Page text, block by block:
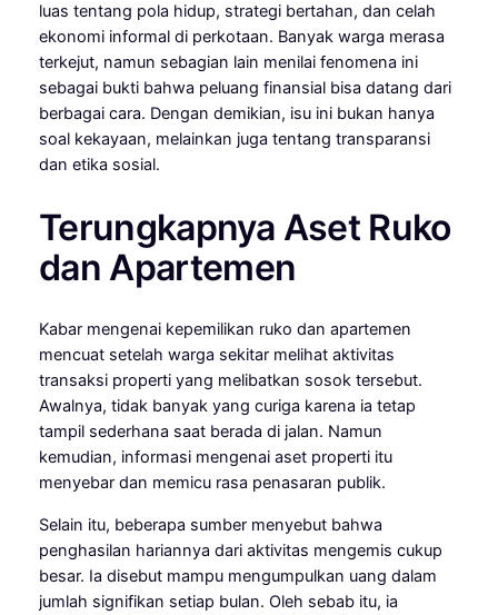
luas tentang pola hidup, strategi bertahan, dan celah
ekonomi informal di perkotaan. Banyak warga merasa
terkejut, namun sebagian lain menilai fenomena ini
sebagai bukti bahwa peluang finansial bisa datang dari
berbagai cara. Dengan demikian, isu ini bukan hanya
soal kekayaan, melainkan juga tentang transparansi
dan etika sosial.
Terungkapnya Aset Ruko
dan Apartemen
Kabar mengenai kepemilikan ruko dan apartemen
mencuat setelah warga sekitar melihat aktivitas
transaksi properti yang melibatkan sosok tersebut.
Awalnya, tidak banyak yang curiga karena ia tetap
tampil sederhana saat berada di jalan. Namun
kemudian, informasi mengenai aset properti itu
menyebar dan memicu rasa penasaran publik.
Selain itu, beberapa sumber menyebut bahwa
penghasilan hariannya dari aktivitas mengemis cukup
besar. Ia disebut mampu mengumpulkan uang dalam
jumlah signifikan setiap bulan. Oleh sebab itu, ia